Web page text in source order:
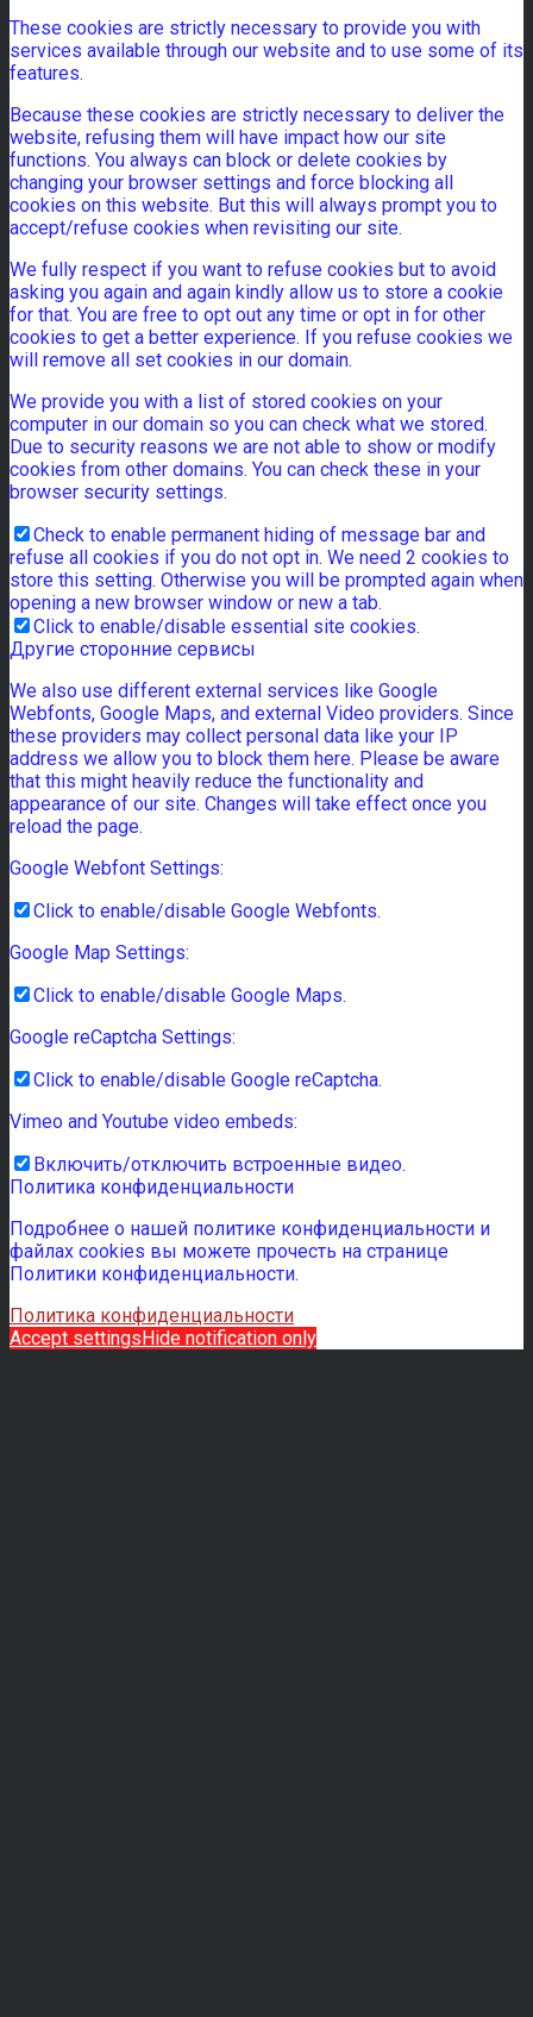
These cookies are strictly necessary to provide you with
services available through our website and to use some of its
features.
Because these cookies are strictly necessary to deliver the
website, refusing them will have impact how our site
functions. You always can block or delete cookies by
changing your browser settings and force blocking all
cookies on this website. But this will always prompt you to
accept/refuse cookies when revisiting our site.
We fully respect if you want to refuse cookies but to avoid
asking you again and again kindly allow us to store a cookie
for that. You are free to opt out any time or opt in for other
cookies to get a better experience. If you refuse cookies we
will remove all set cookies in our domain.
We provide you with a list of stored cookies on your
computer in our domain so you can check what we stored.
Due to security reasons we are not able to show or modify
cookies from other domains. You can check these in your
browser security settings.
Check to enable permanent hiding of message bar and
refuse all cookies if you do not opt in. We need 2 cookies to
store this setting. Otherwise you will be prompted again when
opening a new browser window or new a tab.
Click to enable/disable essential site cookies.
Другие сторонние сервисы
We also use different external services like Google
Webfonts, Google Maps, and external Video providers. Since
these providers may collect personal data like your IP
address we allow you to block them here. Please be aware
that this might heavily reduce the functionality and
appearance of our site. Changes will take effect once you
reload the page.
Google Webfont Settings:
Click to enable/disable Google Webfonts.
Google Map Settings:
Click to enable/disable Google Maps.
Google reCaptcha Settings:
Click to enable/disable Google reCaptcha.
Vimeo and Youtube video embeds:
Включить/отключить встроенные видео.
Политика конфиденциальности
Подробнее о нашей политике конфиденциальности и
файлах cookies вы можете прочесть на странице
Политики конфиденциальности.
Политика конфиденциальности
Accept settings Hide notification only